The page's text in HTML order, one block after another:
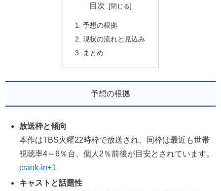
目次
予想の根拠
現状の流れと見込み
まとめ
予想の根拠
放送枠と傾向
本作はTBS火曜22時枠で放送され、同枠は最近も世帯
視聴率4～6％台、個人2％前後が目安とされています。
crank-in+1
キャストと話題性